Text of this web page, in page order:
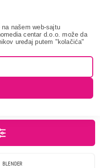
našem web-sajtu
centar d.o.o. može da
uređaj putem "kolačića"
BLENDER